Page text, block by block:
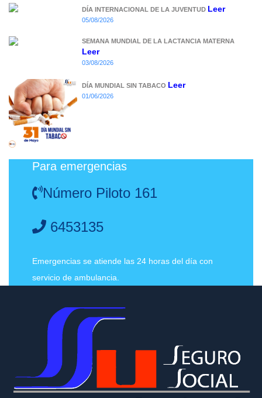
DÍA INTERNACIONAL DE LA JUVENTUD Leer
05/08/2026
SEMANA MUNDIAL DE LA LACTANCIA MATERNA
Leer
03/08/2026
DÍA MUNDIAL SIN TABACO Leer
01/06/2026
Para emergencias
Número Piloto 161
6453135
Emergencias se atiende las 24 horas del día con
servicio de ambulancia.